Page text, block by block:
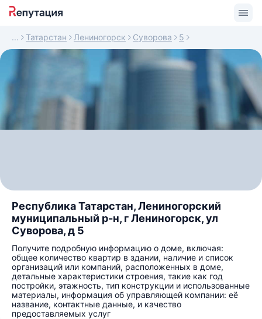
Татарстан Лениногорск Суворова 5
Республика Татарстан, Лениногорский
муниципальный р-н, г Лениногорск, ул
Суворова, д 5
Получите подробную информацию о доме, включая:
общее количество квартир в здании, наличие и список
организаций или компаний, расположенных в доме,
детальные характеристики строения, такие как год
постройки, этажность, тип конструкции и использованные
материалы, информация об управляющей компании: её
название, контактные данные, и качество
предоставляемых услуг